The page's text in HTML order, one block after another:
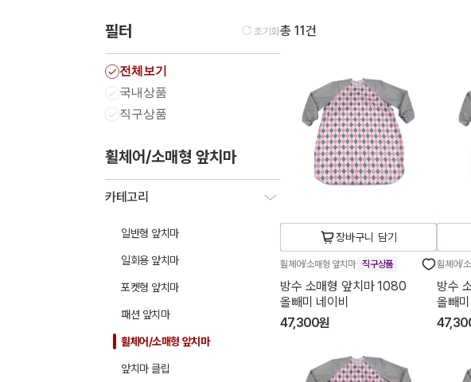
필터 초기화
전체보기
국내상품
직구상품
휠체어/소매형 앞치마
카테고리
일반형 앞치마
일회용 앞치마
포켓형 앞치마
패션 앞치마
휠체어/소매형 앞치마
앞치마 클립
총 11건
장바구니 담기
휠체어/소매형 앞치마 직구상품
방수 소매형 앞치마 1080
올빼미 네이비
47,300원
휠체어/
방수
올빼